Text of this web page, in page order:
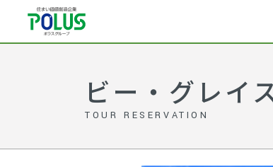
ビー・グレイ
TOUR RESERVATION